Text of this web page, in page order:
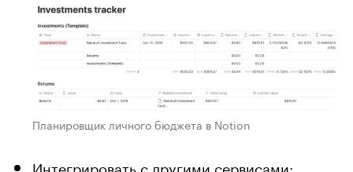
Планировщик личного бюджета в Notion
Интегрировать с другими сервисами: